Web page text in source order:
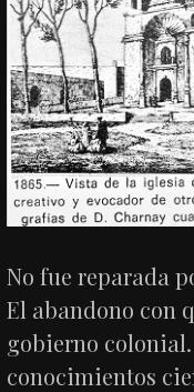
No fue reparada
El abandono con
gobierno
conocimientos